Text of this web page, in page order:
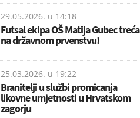
29.05.2026. u 14:18
Futsal ekipa OŠ Matija Gubec treća
na državnom prvenstvu!
25.03.2026. u 19:22
Branitelji u službi promicanja
likovne umjetnosti u Hrvatskom
zagorju